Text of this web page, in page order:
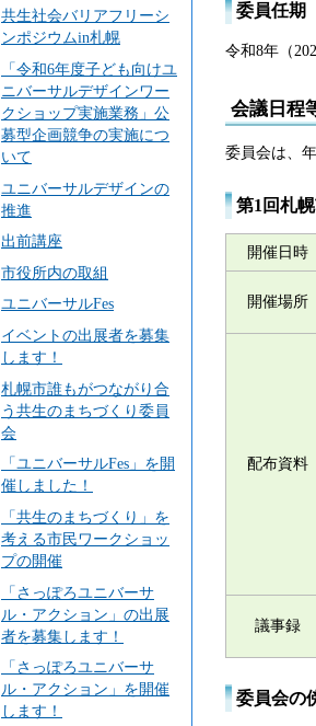
共生社会バリアフリーシ
ンポジウムin札幌
「令和6年度子ども向けユ
ニバーサルデザインワー
クショップ実施業務」公
募型企画競争の実施につ
いて
ユニバーサルデザインの
推進
出前講座
市役所内の取組
ユニバーサルFes
イベントの出展者を募集
します！
札幌市誰もがつながり合
う共生のまちづくり委員
会
「ユニバーサルFes」を開
催しました！
「共生のまちづくり」を
考える市民ワークショッ
プの開催
「さっぽろユニバーサ
ル・アクション」の出展
者を募集します！
「さっぽろユニバーサ
ル・アクション」を開催
します！
委員任期
令和8年（
会議日程
委員会は、
第1回札
開催日時
開催場所
配布資料
議事録
委員会の